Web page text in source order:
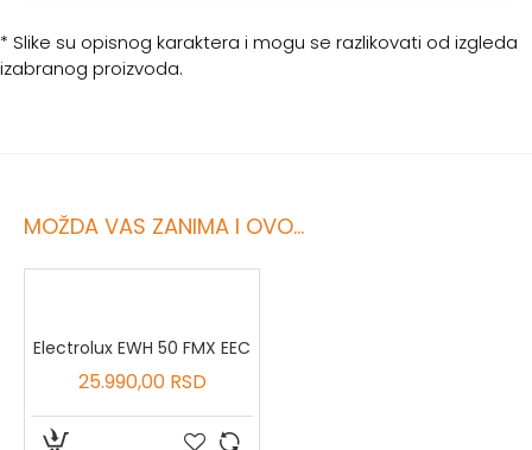
* Slike su opisnog karaktera i mogu se razlikovati od izgleda
izabranog proizvoda.
MOŽDA VAS ZANIMA I OVO...
Electrolux EWH 50 FMX EEC
25.990,00 RSD